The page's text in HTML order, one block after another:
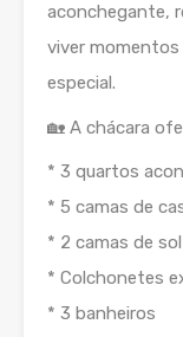
aconchegante,
viver momentos
especial.
🏡 A chácara
* 3 quartos
* 5 camas de
* 2 camas de
* Colchonetes
* 3 banheiros